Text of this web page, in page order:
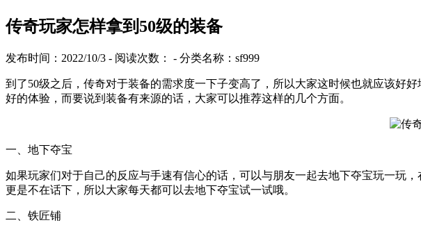
传奇玩家怎样拿到50级的装备
发布时间：2022/10/3 - 阅读次数： - 分类名称：sf999
到了50级之后，传奇对于装备的需求度一下子变高了，所以大家这时候也就应该好
好的体验，而要说到装备有来源的话，大家可以推荐这样的几个方面。
一、地下夺宝
如果玩家们对于自己的反应与手速有信心的话，可以与朋友一起去地下夺宝玩一玩
更是不在话下，所以大家每天都可以去地下夺宝试一试哦。
二、铁匠铺